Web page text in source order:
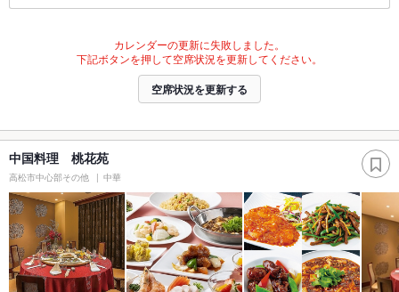
カレンダーの更新に失敗しました。
下記ボタンを押して空席状況を更新してください。
空席状況を更新する
中国料理 桃花苑
高松市中心部その他 中華